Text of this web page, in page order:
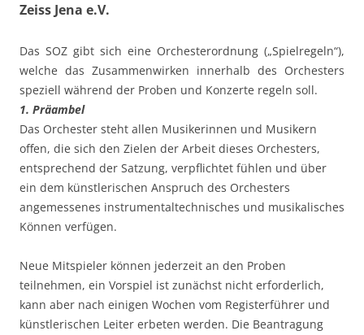
Zeiss Jena e.V.
Das SOZ gibt sich eine Orchesterordnung („Spielregeln“),
welche das Zusammenwirken innerhalb des Orchesters
speziell während der Proben und Konzerte regeln soll.
1. Präambel
Das Orchester steht allen Musikerinnen und Musikern
offen, die sich den Zielen der Arbeit dieses Orchesters,
entsprechend der Satzung, verpflichtet fühlen und über
ein dem künstlerischen Anspruch des Orchesters
angemessenes instrumentaltechnisches und musikalisches
Können verfügen.
Neue Mitspieler können jederzeit an den Proben
teilnehmen, ein Vorspiel ist zunächst nicht erforderlich,
kann aber nach einigen Wochen vom Registerführer und
künstlerischen Leiter erbeten werden. Die Beantragung